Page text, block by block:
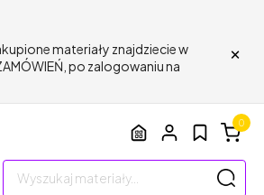
materiały znajdziecie w
po zalogowaniu na
×
0